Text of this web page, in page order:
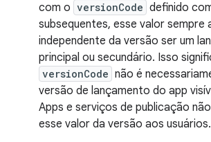
com o versionCode definido
subsequentes, esse valor sempre
independente da versão ser um
principal ou secundário. Isso
versionCode não é
versão de lançamento do app
Apps e serviços de publicação
esse valor da versão aos usuários.